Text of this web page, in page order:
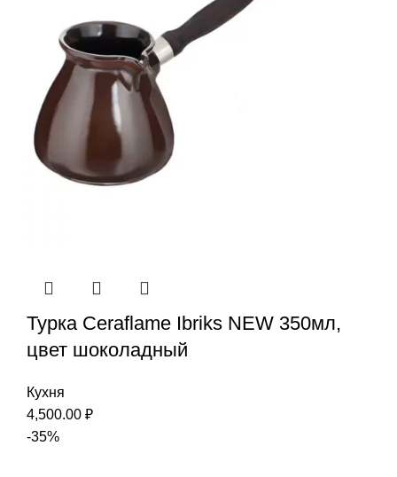
Турка Ceraflame Ibriks NEW 350мл,
цвет шоколадный
Кухня
4,500.00 ₽
-35%